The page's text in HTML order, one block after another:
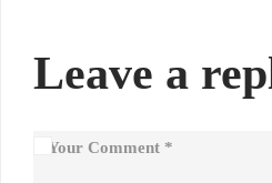
Leave a